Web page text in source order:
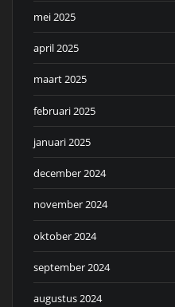
mei 2025
april 2025
maart 2025
februari 2025
januari 2025
december 2024
november 2024
oktober 2024
september 2024
augustus 2024